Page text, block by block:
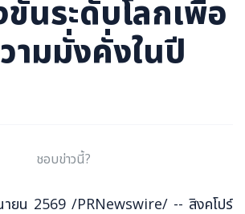
นระดับโลกเพื่อ
ามมั่งคั่งในปี
ชอบข่าวนี้?
ายน 2569 /PRNewswire/ -- สิงคโปร์